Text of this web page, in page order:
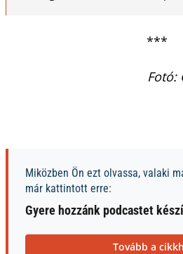
***
Fotó:
Miközben Ön ezt olvassa, valaki
már kattintott erre:
Gyere hozzánk podcastet
Tovább a